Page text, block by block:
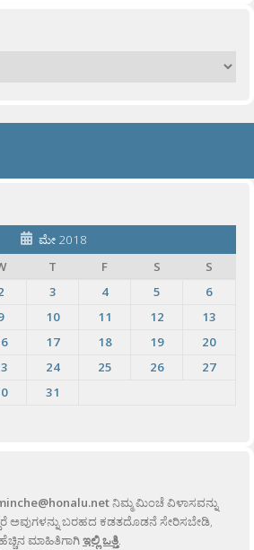
ಮೇ 2018
T F S
S
3 4 5
6
10 11 12
13
17 18 19
20
24 25 26
27
31
ನಿಮ್ಮ ಮಿಂಚೆ ವಿಳಾಸವನ್ನು
ಅವುಗಳನ್ನು ಬರಹದ ಕಡತದೊಡನೆ ಸೇರಿಸಬೇಡಿ,
ಮಾಹಿತಿಗಾಗಿಇಲ್ಲಿ ಒತ್ತಿ.